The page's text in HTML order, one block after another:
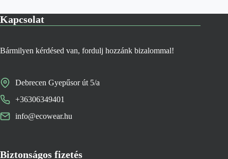
Kapcsolat
Bármilyen kérdésed van, fordulj hozzánk bizalommal!
Debrecen Gyepűsor út 5/a
+36306349401
info@ecowear.hu
Biztonságos fizetés